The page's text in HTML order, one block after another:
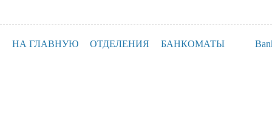
НА ГЛАВНУЮ ОТДЕЛЕНИЯ БАНКОМАТЫ